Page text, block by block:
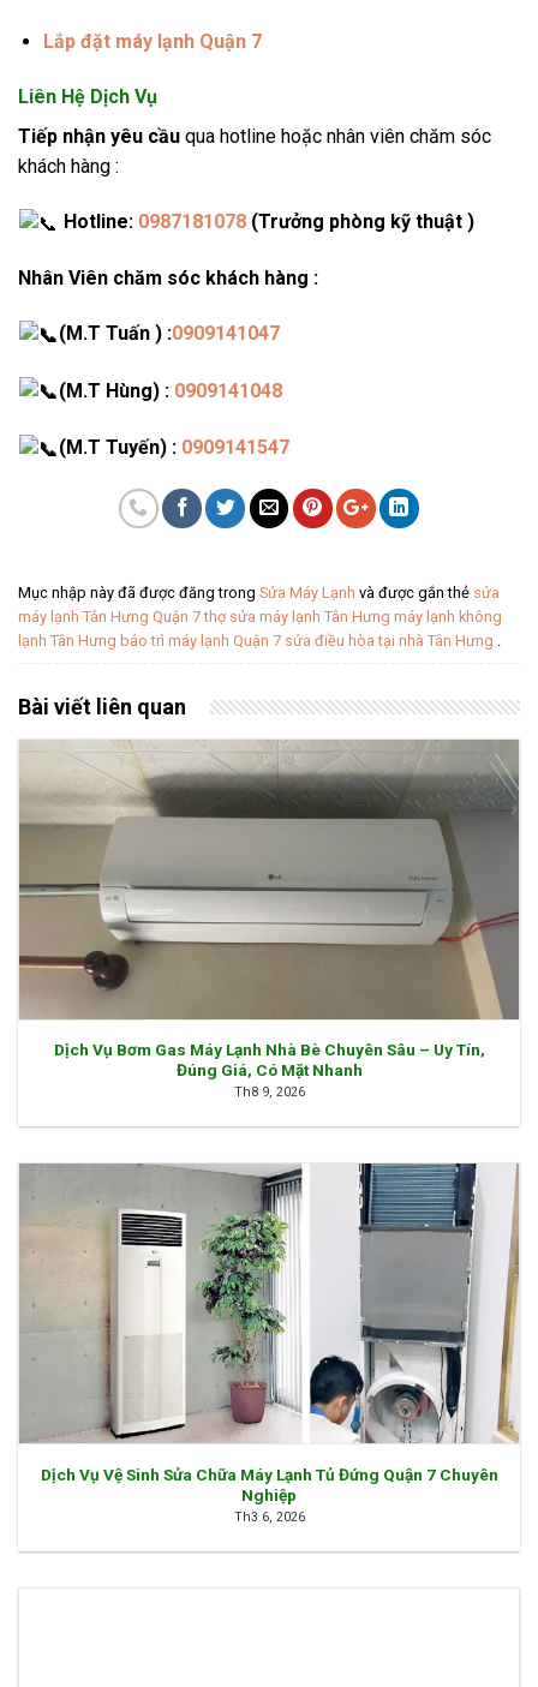
Lắp đặt máy lạnh Quận 7
Liên Hệ Dịch Vụ
Tiếp nhận yêu cầu qua hotline hoặc nhân viên chăm sóc
khách hàng :
Hotline: 0987181078 (Trưởng phòng kỹ thuật )
Nhân Viên chăm sóc khách hàng :
(M.T Tuấn ) :0909141047
(M.T Hùng) : 0909141048
(M.T Tuyến) : 0909141547
Mục nhập này đã được đăng trong Sửa Máy Lạnh và được gắn thẻ sửa
máy lạnh Tân Hưng Quận 7 thợ sửa máy lạnh Tân Hưng máy lạnh không
lạnh Tân Hưng bảo trì máy lạnh Quận 7 sửa điều hòa tại nhà Tân Hưng
Bài viết liên quan
Dịch Vụ Bơm Gas Máy Lạnh Nhà Bè Chuyên Sâu – Uy Tín,
Đúng Giá, Có Mặt Nhanh
Th8 9, 2026
Dịch Vụ Vệ Sinh Sửa Chữa Máy Lạnh Tủ Đứng Quận 7 Chuyên
Nghiệp
Th3 6, 2026